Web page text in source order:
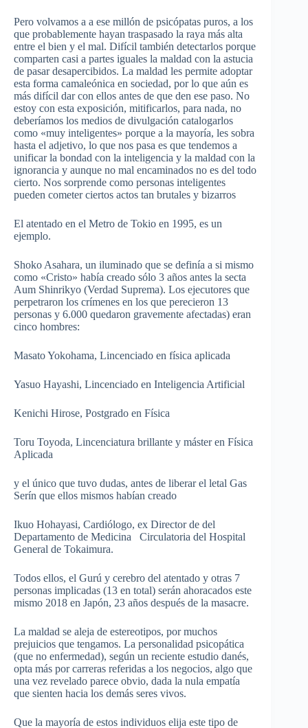
Pero volvamos a a ese millón de psicópatas puros, a los
que probablemente hayan traspasado la raya más alta
entre el bien y el mal. Difícil también detectarlos porque
comparten casi a partes iguales la maldad con la astucia
de pasar desapercibidos. La maldad les permite adoptar
esta forma camaleónica en sociedad, por lo que aún es
más difícil dar con ellos antes de que den ese paso. No
estoy con esta exposición, mitificarlos, para nada, no
deberíamos los medios de divulgación catalogarlos
como «muy inteligentes» porque a la mayoría, les sobra
hasta el adjetivo, lo que nos pasa es que tendemos a
unificar la bondad con la inteligencia y la maldad con la
ignorancia y aunque no mal encaminados no es del todo
cierto. Nos sorprende como personas inteligentes
pueden cometer ciertos actos tan brutales y bizarros
El atentado en el Metro de Tokio en 1995, es un
ejemplo.
Shoko Asahara, un iluminado que se definía a si mismo
como «Cristo» había creado sólo 3 años antes la secta
Aum Shinrikyo (Verdad Suprema). Los ejecutores que
perpetraron los crímenes en los que perecieron 13
personas y 6.000 quedaron gravemente afectadas) eran
cinco hombres:
Masato Yokohama, Lincenciado en física aplicada
Yasuo Hayashi, Lincenciado en Inteligencia Artificial
Kenichi Hirose, Postgrado en Física
Toru Toyoda, Lincenciatura brillante y máster en Física
Aplicada
y el único que tuvo dudas, antes de liberar el letal Gas
Serín que ellos mismos habían creado
Ikuo Hohayasi, Cardiólogo, ex Director de del
Departamento de Medicina Circulatoria del Hospital
General de Tokaimura.
Todos ellos, el Gurú y cerebro del atentado y otras 7
personas implicadas (13 en total) serán ahoracados este
mismo 2018 en Japón, 23 años después de la masacre.
La maldad se aleja de estereotipos, por muchos
prejuicios que tengamos. La personalidad psicopática
(que no enfermedad), según un reciente estudio danés,
opta más por carreras referidas a los negocios, algo que
una vez revelado parece obvio, dada la nula empatía
que sienten hacia los demás seres vivos.
Que la mayoría de estos individuos elija este tipo de